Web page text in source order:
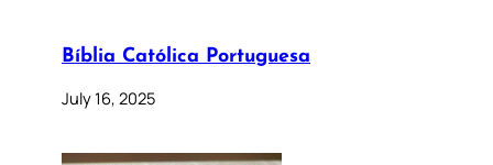
Bíblia Católica Portuguesa
July 16, 2025